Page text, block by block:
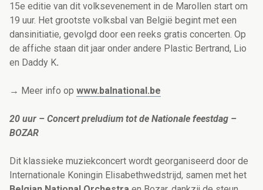
15e editie van dit volksevenement in de Marollen start om
19 uur. Het grootste volksbal van België begint met een
dansinitiatie, gevolgd door een reeks gratis concerten. Op
de affiche staan dit jaar onder andere Plastic Bertrand, Lio
en Daddy K.
→ Meer info op www.balnational.be
20 uur – Concert preludium tot de Nationale feestdag –
BOZAR
Dit klassieke muziekconcert wordt georganiseerd door de
Internationale Koningin Elisabethwedstrijd, samen met het